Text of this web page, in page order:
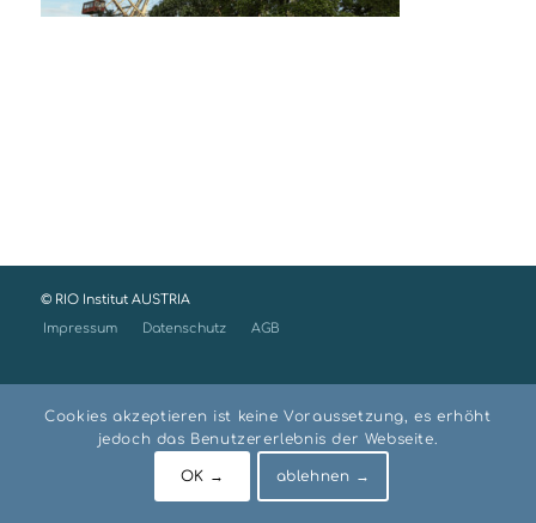
© RIO Institut AUSTRIA
Impressum
Datenschutz AGB
Cookies akzeptieren ist keine Voraussetzung, es erhöht
jedoch das Benutzererlebnis der Webseite.
OK → ablehnen →